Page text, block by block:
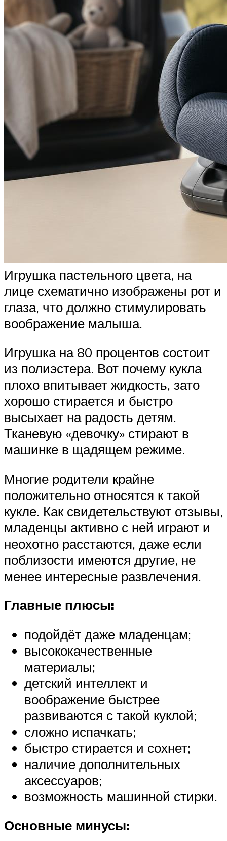
Игрушка пастельного цвета, на
лице схематично изображены рот и
глаза, что должно стимулировать
воображение малыша.
Игрушка на 80 процентов состоит
из полиэстера. Вот почему кукла
плохо впитывает жидкость, зато
хорошо стирается и быстро
высыхает на радость детям.
Тканевую «девочку» стирают в
машинке в щадящем режиме.
Многие родители крайне
положительно относятся к такой
кукле. Как свидетельствуют отзывы,
младенцы активно с ней играют и
неохотно расстаются, даже если
поблизости имеются другие, не
менее интересные развлечения.
Главные плюсы:
подойдёт даже младенцам;
высококачественные
материалы;
детский интеллект и
воображение быстрее
развиваются с такой куклой;
сложно испачкать;
быстро стирается и сохнет;
наличие дополнительных
аксессуаров;
возможность машинной стирки.
Основные минусы: